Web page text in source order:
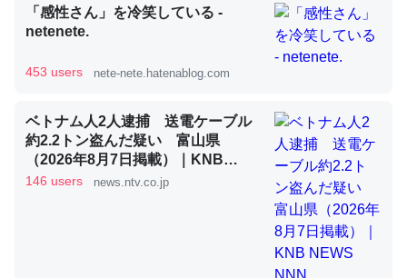
論文では「淡水はカルシウムも酸素も不足してて両方に不
利だから両方が拮抗してるのでは」とあって面白い。海に
いる鋏角類（カブトガニ・ウミグモ）はカルシウムを使わ
ずキチンを強化してる筈だが、酵素が違うのか？
─ニュース :: 【研究発表】昆虫学の大問題＝「昆虫はなぜ海にいな
「感性さん」を冷笑している -
netenete.
453 users nete-nete.hatenablog.com
ベトナム人2人逮捕 送電ケーブル
約2.2トン盗んだ疑い 富山県
（2026年8月7日掲載）｜KNB
NEWS NNN
146 users news.ntv.co.jp